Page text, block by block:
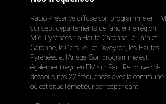
Radio Présence diffuse son programme en FM
sur sept départements de l’ancienne région
Midi-Pyrénées : la Haute-Garonne, le Tarn et
Garonne, le Gers, le Lot, l’Aveyron, les Hautes-
Pyrénées et l’Ariège. Son programme est
également reçu en FM sur Pau. Retrouvez ci-
dessous nos 22 fréquences avec la commune
où est situé l’émetteur correspondant.